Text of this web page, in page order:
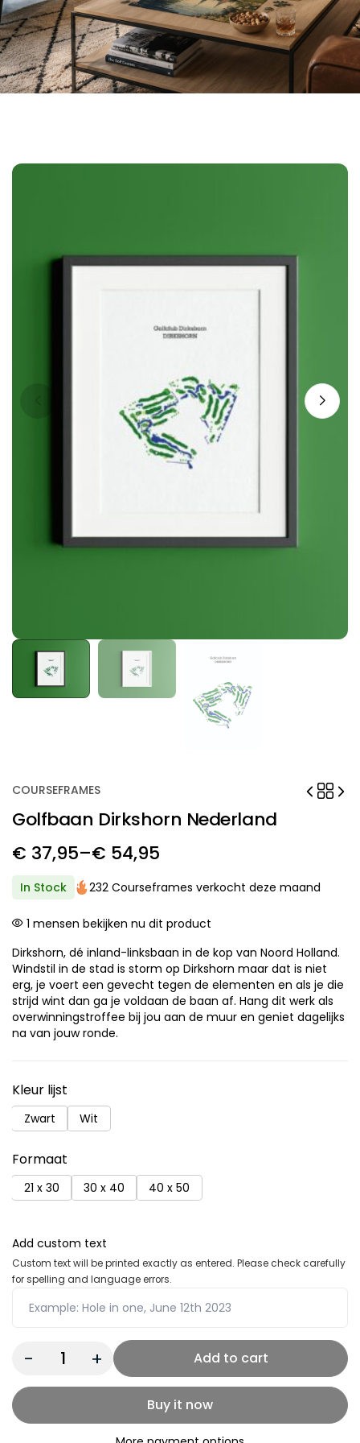
COURSEFRAMES
Golfbaan Dirkshorn Nederland
€ 37,95–€ 54,95
Price
range:
€ 37,95
€ 54,95
In Stock 232 Courseframes verkocht deze maand
1 mensen bekijken nu dit product
Dirkshorn, dé inland-linksbaan in de kop van Noord Holland.
Windstil in de stad is storm op Dirkshorn maar dat is niet
erg, je voert een gevecht tegen de elementen en als je die
strijd wint dan ga je voldaan de baan af. Hang dit werk als
overwinningstroffee bij jou aan de muur en geniet dagelijks
na van jouw ronde.
Kleur lijst
Zwart Wit
Formaat
21 x 30 30 x 40 40 x 50
Add custom text
Custom text will be printed exactly as entered. Please check carefully
for spelling and language errors.
Quantity: Add to cart
Buy it now